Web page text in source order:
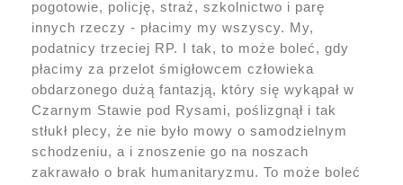
pogotowie, policję, straż, szkolnictwo i parę
innych rzeczy - płacimy my wszyscy. My,
podatnicy trzeciej RP. I tak, to może boleć, gdy
płacimy za przelot śmigłowcem człowieka
obdarzonego dużą fantazją, który się wykąpał w
Czarnym Stawie pod Rysami, poślizgnął i tak
stłukł plecy, że nie było mowy o samodzielnym
schodzeniu, a i znoszenie go na noszach
zakrawało o brak humanitaryzmu. To może boleć